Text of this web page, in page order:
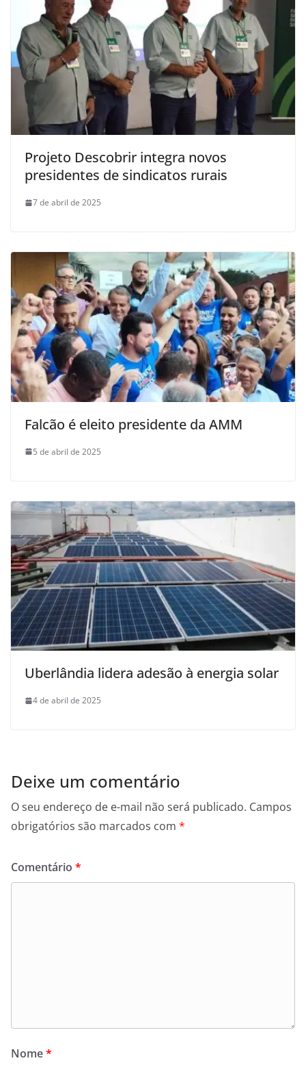
Projeto Descobrir integra novos
presidentes de sindicatos rurais
7 de abril de 2025
Falcão é eleito presidente da AMM
5 de abril de 2025
Uberlândia lidera adesão à energia solar
4 de abril de 2025
Deixe um comentário
O seu endereço de e-mail não será publicado. Campos
obrigatórios são marcados com *
Comentário *
Nome*